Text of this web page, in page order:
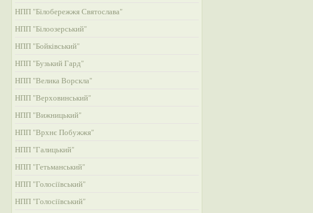
НПП "Білобережжя Святослава"
НПП "Білоозерський"
НПП "Бойківський"
НПП "Бузький Гард"
НПП "Велика Ворскла"
НПП "Верховинський"
НПП "Вижницький"
НПП "Врхнє Побужжя"
НПП "Галицький"
НПП "Гетьманський"
НПП "Голосіївський"
НПП "Голосіївський"